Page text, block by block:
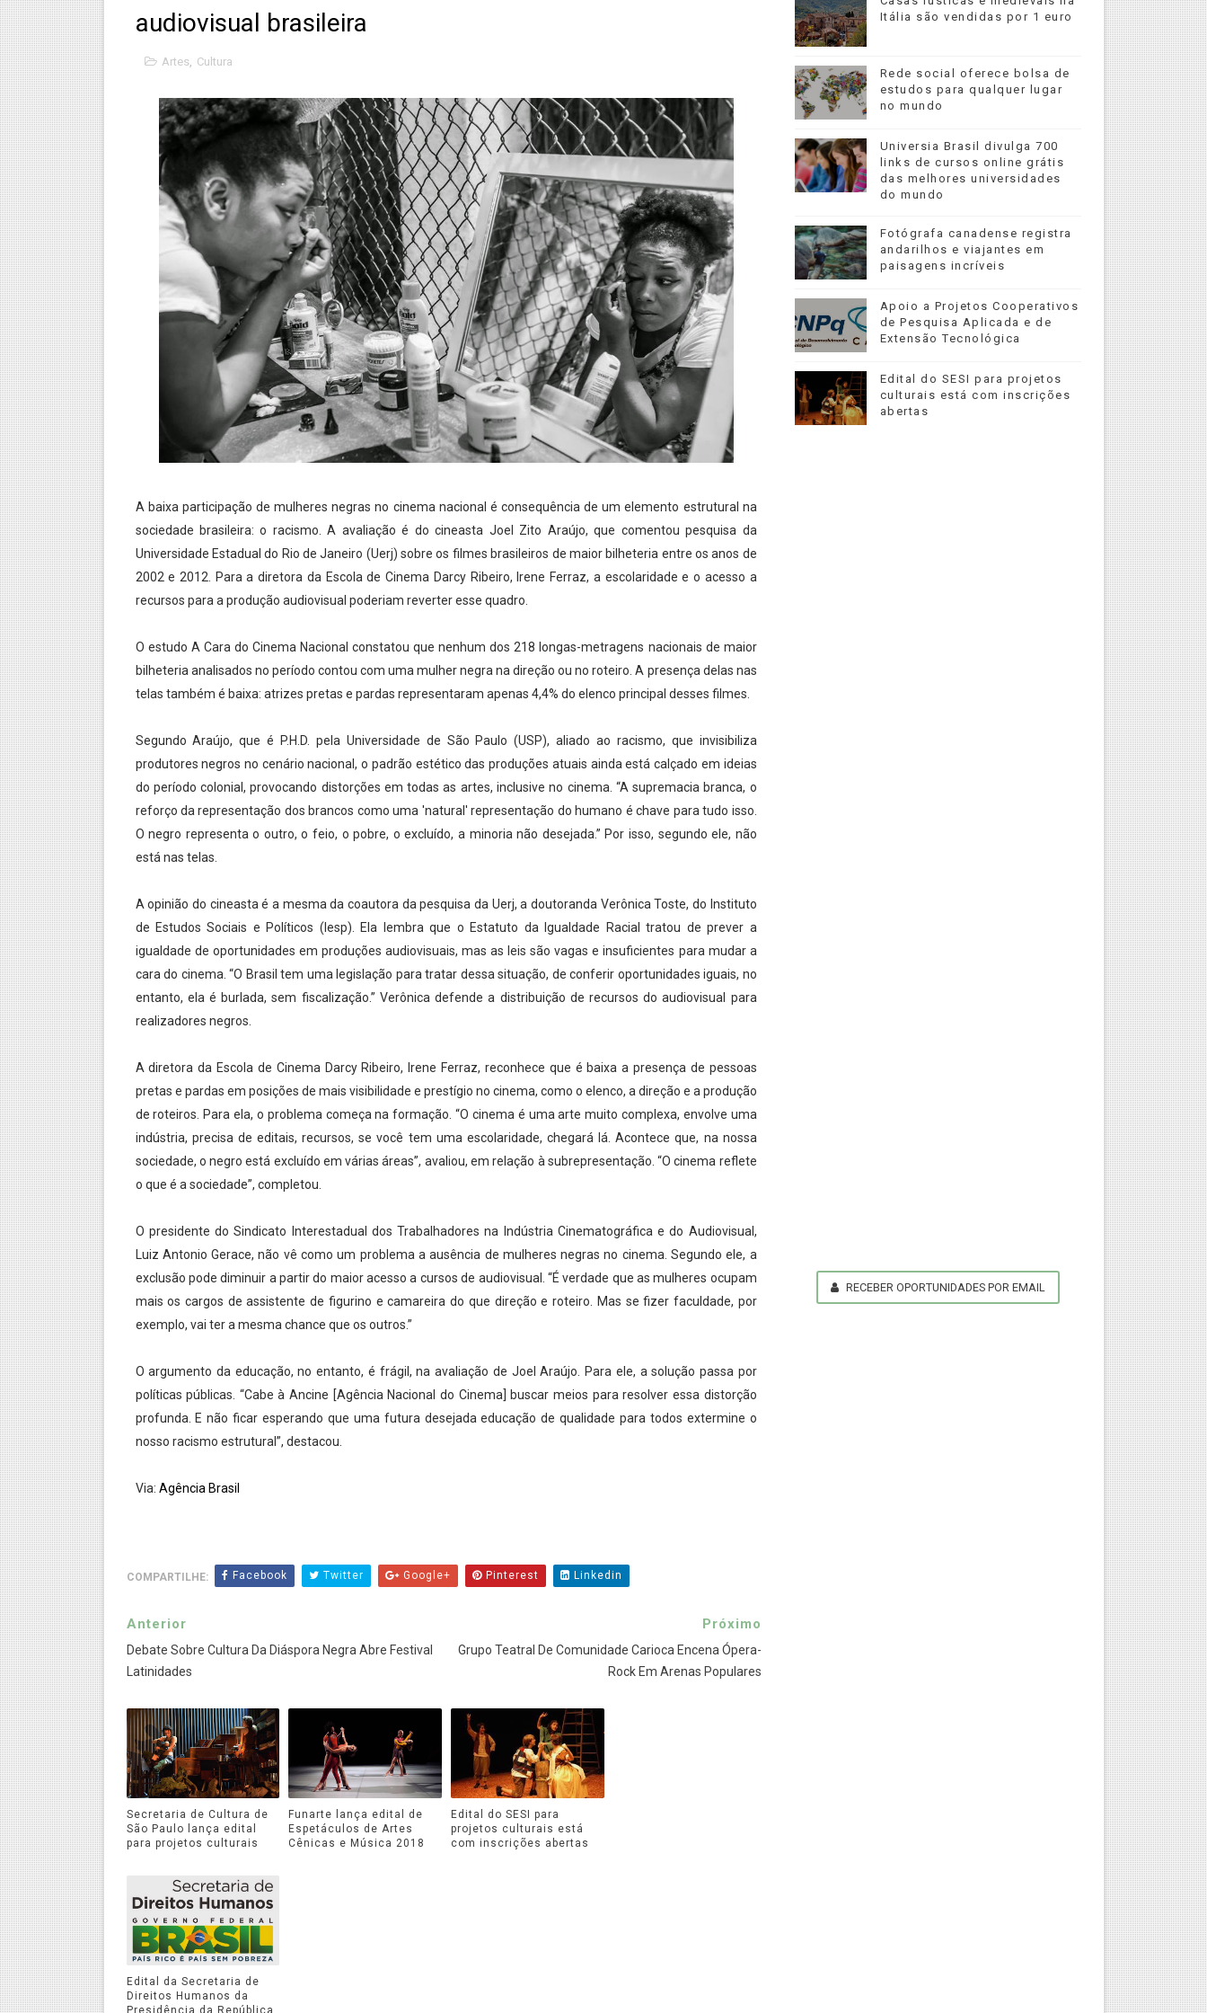
Fotógrafa registra o crescimento dos filhos em fotos incríveis
Embratur abre Chamada Pública para Apoio de Ações de Captação ou Promoção de Eventos Internacionais
Programa Banrisul de Patrocínios 2015
Rede social oferece bolsa de estudos para qualquer lugar no mundo
Produção brasileira é o destaque da 22ª edição do Anima Mundi
Sancionada a Política Nacional de Cultura Viva: mais acesso aos direitos culturais
Debate sobre cultura da diáspora negra abre Festival Latinidades
Especialistas avaliam que há racismo na produção audiovisual brasileira
Grupo teatral de comunidade carioca encena ópera-rock em arenas populares
Músicos de diversos países da América Latina têm encontro em Angra dos Reis
Exposição de artista chileno retrata experiências de imigrantes nos EUA
Série de fotos mostra a cidade de Nova York nos anos de 1980
Secretaria de Cultura de São Paulo lança edital para projetos culturais
audiovisual brasileira
Artes, Cultura
A baixa participação de mulheres negras no cinema nacional é consequência de um elemento estrutural na
sociedade brasileira: o racismo. A avaliação é do cineasta Joel Zito Araújo, que comentou pesquisa da
Universidade Estadual do Rio de Janeiro (Uerj) sobre os filmes brasileiros de maior bilheteria entre os anos de
2002 e 2012. Para a diretora da Escola de Cinema Darcy Ribeiro, Irene Ferraz, a escolaridade e o acesso a
recursos para a produção audiovisual poderiam reverter esse quadro.
O estudo A Cara do Cinema Nacional constatou que nenhum dos 218 longas-metragens nacionais de maior
bilheteria analisados no período contou com uma mulher negra na direção ou no roteiro. A presença delas nas
telas também é baixa: atrizes pretas e pardas representaram apenas 4,4% do elenco principal desses filmes.
Segundo Araújo, que é P.H.D. pela Universidade de São Paulo (USP), aliado ao racismo, que invisibiliza
produtores negros no cenário nacional, o padrão estético das produções atuais ainda está calçado em ideias
do período colonial, provocando distorções em todas as artes, inclusive no cinema. “A supremacia branca, o
reforço da representação dos brancos como uma 'natural' representação do humano é chave para tudo isso.
O negro representa o outro, o feio, o pobre, o excluído, a minoria não desejada.” Por isso, segundo ele, não
está nas telas.
A opinião do cineasta é a mesma da coautora da pesquisa da Uerj, a doutoranda Verônica Toste, do Instituto
de Estudos Sociais e Políticos (Iesp). Ela lembra que o Estatuto da Igualdade Racial tratou de prever a
igualdade de oportunidades em produções audiovisuais, mas as leis são vagas e insuficientes para mudar a
cara do cinema. “O Brasil tem uma legislação para tratar dessa situação, de conferir oportunidades iguais, no
entanto, ela é burlada, sem fiscalização.” Verônica defende a distribuição de recursos do audiovisual para
realizadores negros.
A diretora da Escola de Cinema Darcy Ribeiro, Irene Ferraz, reconhece que é baixa a presença de pessoas
pretas e pardas em posições de mais visibilidade e prestígio no cinema, como o elenco, a direção e a produção
de roteiros. Para ela, o problema começa na formação. “O cinema é uma arte muito complexa, envolve uma
indústria, precisa de editais, recursos, se você tem uma escolaridade, chegará lá. Acontece que, na nossa
sociedade, o negro está excluído em várias áreas”, avaliou, em relação à subrepresentação. “O cinema reflete
o que é a sociedade”, completou.
O presidente do Sindicato Interestadual dos Trabalhadores na Indústria Cinematográfica e do Audiovisual,
Luiz Antonio Gerace, não vê como um problema a ausência de mulheres negras no cinema. Segundo ele, a
exclusão pode diminuir a partir do maior acesso a cursos de audiovisual. “É verdade que as mulheres ocupam
mais os cargos de assistente de figurino e camareira do que direção e roteiro. Mas se fizer faculdade, por
exemplo, vai ter a mesma chance que os outros.”
O argumento da educação, no entanto, é frágil, na avaliação de Joel Araújo. Para ele, a solução passa por
políticas públicas. “Cabe à Ancine [Agência Nacional do Cinema] buscar meios para resolver essa distorção
profunda. E não ficar esperando que uma futura desejada educação de qualidade para todos extermine o
nosso racismo estrutural”, destacou.
Via: Agência Brasil
COMPARTILHE: Facebook Twitter Google+ Pinterest Linkedin
Anterior
Debate Sobre Cultura Da Diáspora Negra Abre Festival
Latinidades
Próximo
Grupo Teatral De Comunidade Carioca Encena Ópera-
Rock Em Arenas Populares
Secretaria de Cultura de
São Paulo lança edital
para projetos culturais
Funarte lança edital de
Espetáculos de Artes
Cênicas e Música 2018
Edital do SESI para
projetos culturais está
com inscrições abertas
Edital da Secretaria de
Direitos Humanos da
Presidência da República
Itália são vendidas por 1 euro
Rede social oferece bolsa de
estudos para qualquer lugar
no mundo
Universia Brasil divulga 700
links de cursos online grátis
das melhores universidades
do mundo
Fotógrafa canadense registra
andarilhos e viajantes em
paisagens incríveis
Apoio a Projetos Cooperativos
de Pesquisa Aplicada e de
Extensão Tecnológica
Edital do SESI para projetos
culturais está com inscrições
abertas
RECEBER OPORTUNIDADES POR EMAIL